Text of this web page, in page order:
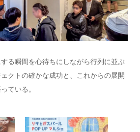
る瞬間を心待ちにしながら行列に並ぶ
クトの確かな成功と、これからの展開
ている。